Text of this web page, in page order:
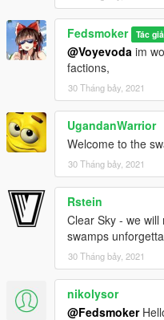
Fedsmoker Tác giả
@Voyevoda im
factions,
30 Tháng bảy, 2021
UgandanWarrior
Welcome to the
30 Tháng bảy, 2021
Rstein
Clear Sky - we
swamps
30 Tháng bảy, 2021
nikolysor
@Fedsmoker